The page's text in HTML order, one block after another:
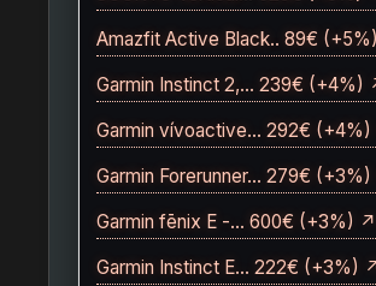
Amazfit Active Black.. 89€
Garmin Instinct 2,… 239€ (+4%)
Garmin vívoactive… 292€
Garmin Forerunner… 279€
Garmin fēnix E -… 600€ (+3%) ↗
Garmin Instinct E… 222€ (+3%)